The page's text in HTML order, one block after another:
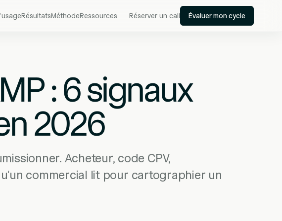
RésultatsMéthodeRessources Réserver un call Évaluer mon cycle
: 6 signaux
2026
Acheteur, code CPV,
commercial lit pour cartographier un